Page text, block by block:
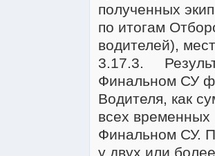
полученных
по итогам
водителей),
3.17.3.
Финальном СУ
Водителя, как
всех временных
Финальном СУ.
у двух или